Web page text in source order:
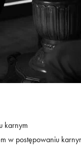
karnym
w postępowaniu